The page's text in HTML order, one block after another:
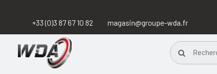
+33 (0)3 87 67 10 82 magasin@groupe-wda.fr